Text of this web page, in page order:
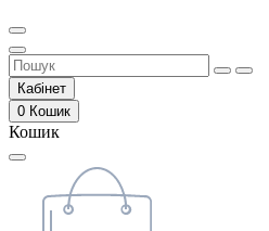
Кабінет
0 Кошик
Кошик